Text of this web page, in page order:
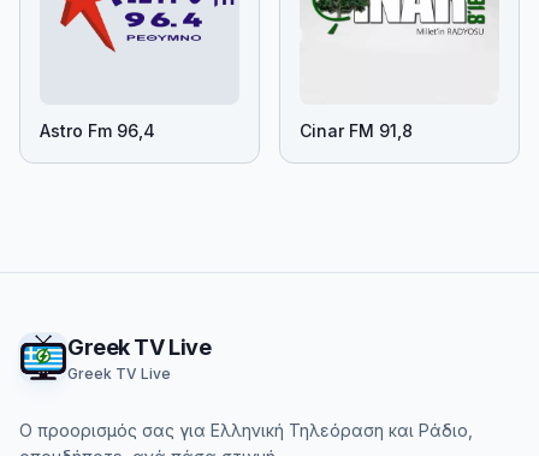
Astro Fm 96,4 Cinar FM 91,8
Greek TV Live
Greek TV Live
Ο προορισμός σας για Ελληνική Τηλεόραση και Ράδιο,